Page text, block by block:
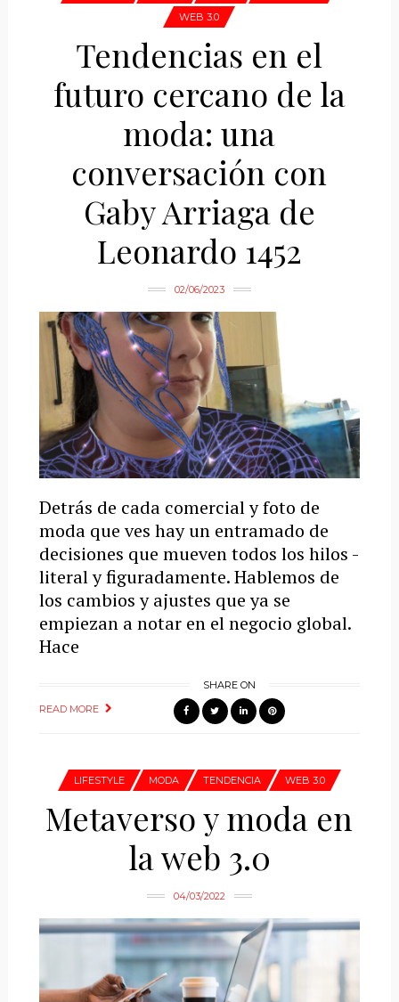
WEB 3.0
Tendencias en el
futuro cercano de la
moda: una
conversación con
Gaby Arriaga de
Leonardo 1452
02/06/2023
Detrás de cada comercial y foto de
moda que ves hay un entramado de
decisiones que mueven todos los hilos -
literal y figuradamente. Hablemos de
los cambios y ajustes que ya se
empiezan a notar en el negocio global.
Hace
READ MORE
SHARE ON
LIFESTYLE MODA TENDENCIA WEB 3.0
Metaverso y moda en
la web 3.0
04/03/2022